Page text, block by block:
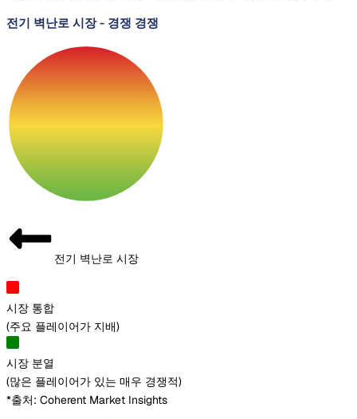
전기 벽난로 시장- 경쟁 경쟁
전기 벽난로 시장
시장 통합
(주요 플레이어가 지배)
시장 분열
(많은 플레이어가 있는 매우 경쟁적)
*출처: Coherent Market Insights